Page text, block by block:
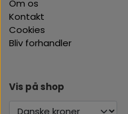
Om os
Kontakt
Cookies
Bliv forhandler
Vis på shop